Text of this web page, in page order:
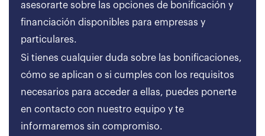
asesorarte sobre las opciones de bonificación y
financiación disponibles para empresas y
particulares.
Si tienes cualquier duda sobre las bonificaciones,
cómo se aplican o si cumples con los requisitos
necesarios para acceder a ellas, puedes ponerte
en contacto con nuestro equipo y te
informaremos sin compromiso.